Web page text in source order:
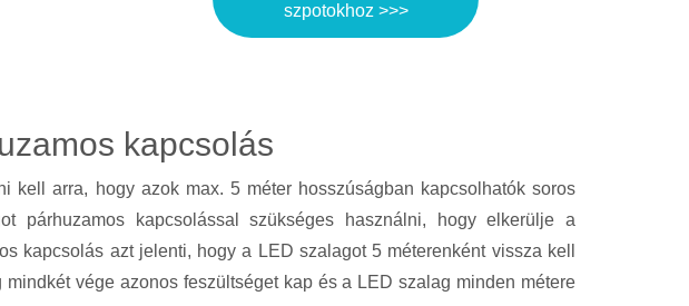
szpotokhoz >>>
kapcsolás
kell arra, hogy azok max. 5 méter hosszúságban kapcsolhatók soros
párhuzamos kapcsolással szükséges használni, hogy elkerülje a
kapcsolás azt jelenti, hogy a LED szalagot 5 méterenként vissza kell
vége azonos feszültséget kap és a LED szalag minden métere